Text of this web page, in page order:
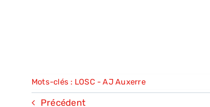
Mots-clés : LOSC - AJ Auxerre
Précédent